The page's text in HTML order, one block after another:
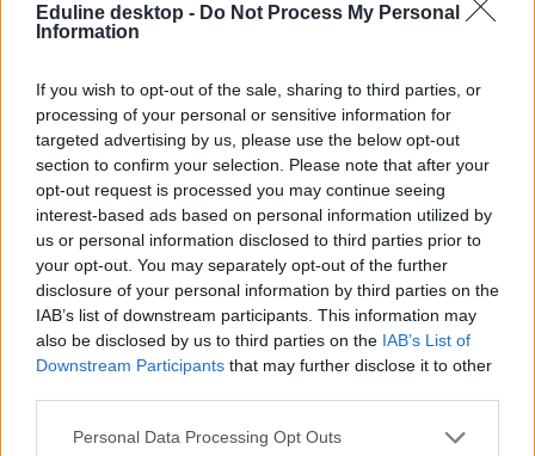
Eduline desktop - Do Not Process My Personal
Information
If you wish to opt-out of the sale, sharing to third parties, or
processing of your personal or sensitive information for
targeted advertising by us, please use the below opt-out
section to confirm your selection. Please note that after your
opt-out request is processed you may continue seeing
interest-based ads based on personal information utilized by
us or personal information disclosed to third parties prior to
your opt-out. You may separately opt-out of the further
disclosure of your personal information by third parties on the
IAB’s list of downstream participants. This information may
also be disclosed by us to third parties on the IAB’s List of
Downstream Participants that may further disclose it to other
Personal Data Processing Opt Outs
szavazás
legszebb egyetemi campus
belföld
színes
egyetemi szépségverseny